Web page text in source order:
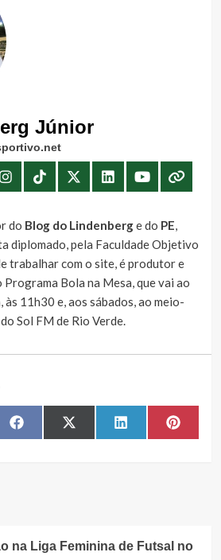
Júnior
do Blog do Lindenberge do PE,
diplomado, pela Faculdade Objetivo
trabalhar com o site, é produtor e
Bola na Mesa, que vai ao
às 11h30 e, aos sábados, ao meio-
Sol FM de Rio Verde.
Share
on
FacebookShare
on
X
(Twitter)
Share
on
LinkedIn Share
on
na Liga Feminina de Futsal no